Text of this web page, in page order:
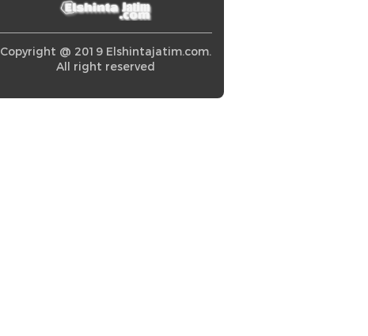
Copyright @ 2019 Elshintajatim.com.
All right reserved